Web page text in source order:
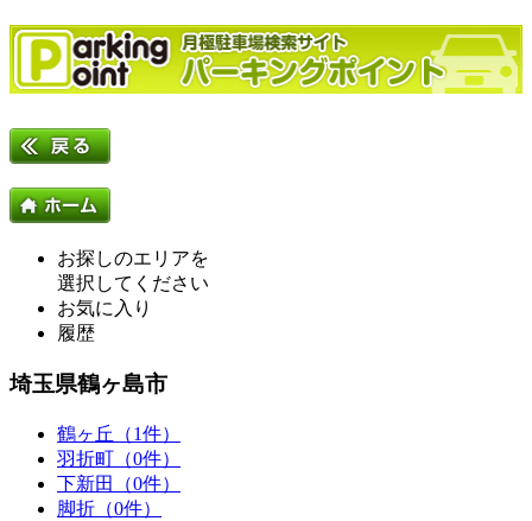
お探しのエリアを
選択してください
お気に入り
履歴
埼玉県鶴ヶ島市
鶴ヶ丘（1件）
羽折町（0件）
下新田（0件）
脚折（0件）